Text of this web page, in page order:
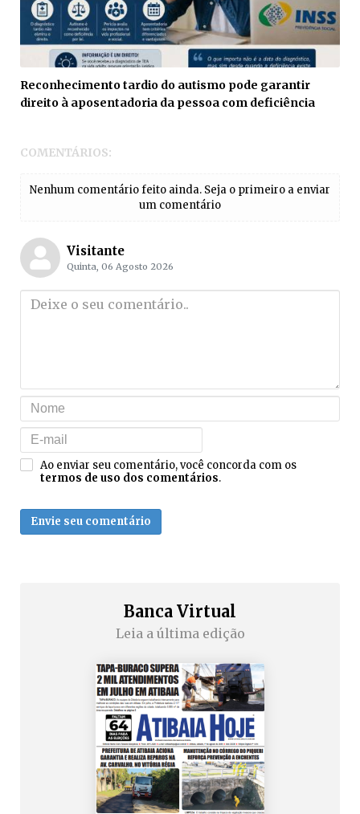
Reconhecimento tardio do autismo pode garantir
direito à aposentadoria da pessoa com deficiência
COMENTÁRIOS:
Nenhum comentário feito ainda. Seja o primeiro a enviar
um comentário
Visitante
Quinta, 06 Agosto 2026
Ao enviar seu comentário, você concorda com os
termos de uso dos comentários.
Envie seu comentário
Banca Virtual
Leia a última edição